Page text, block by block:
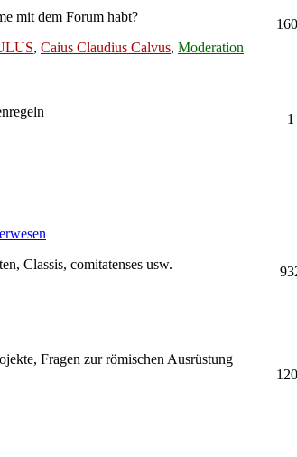
mit dem Forum habt?
, Caius Claudius Calvus, Moderation
1
Classis, comitatenses usw.
Fragen zur römischen Ausrüstung